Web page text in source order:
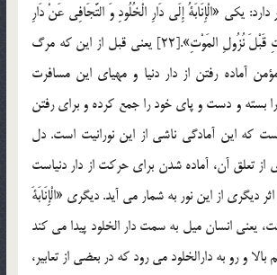
یكی «الْإِنَابَةُ إِلَى دَارِ الْخُلُودِ وَ التَّجَافِی عَنْ دَارِ
الْغُرُورِ وَ الِاسْتِعْدَادُ لِلْمَوْتِ قَبْلَ نُزُولِ المَوْتِ».[22] یعنی قبل از این که مرگ
آماده رفتن از دار دنیا و مهیای این مسافرت
بسته و دست و پای خود را جمع كرده و برای رفتن
است که این آمادگی ناشی از این نورانیت است. دل
از تعلق آن، آماده شدن برای حركت از دار دنیاست
دیگری از این نور به شمار می آید. دیگری «الْإِنَابَةَ
است، یعنی انسان میل به سمت دار الخلود پیدا می كند
و رو به دارالخلود می رود كه در بعضی از تعابیر،